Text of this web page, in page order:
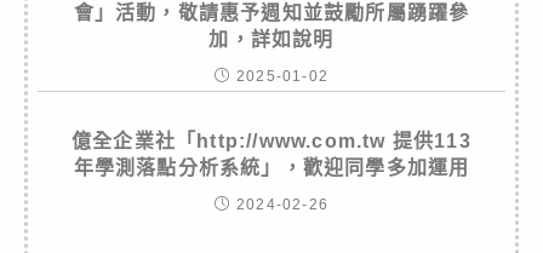
會」活動，敬請惠予週知並鼓勵所屬踴躍參
加，詳如說明
2025-01-02
億全企業社「http://www.com.tw 提供113
年學測落點分析系統」，歡迎同學多加運用
2024-02-26